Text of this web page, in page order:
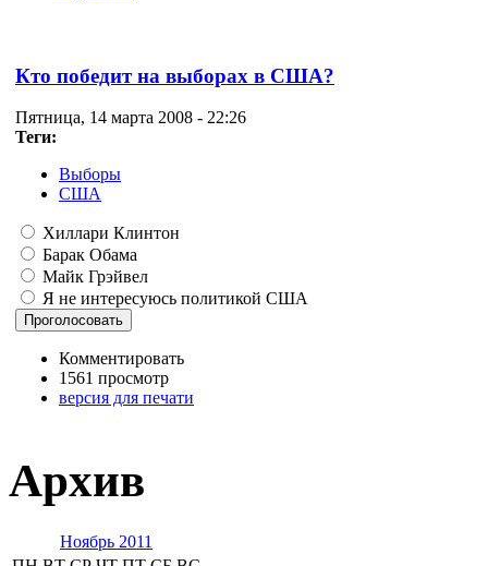
Кто победит на выборах в США?
Пятница, 14 марта 2008 - 22:26
Теги:
Выборы
США
Хиллари Клинтон
Барак Обама
Майк Грэйвел
Я не интересуюсь политикой США
Комментировать
1561 просмотр
версия для печати
Архив
Ноябрь 2011